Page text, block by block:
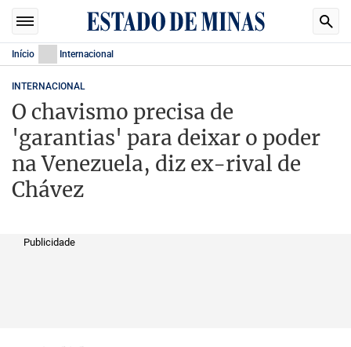
Início Internacional
INTERNACIONAL
O chavismo precisa de
'garantias' para deixar o poder
na Venezuela, diz ex-rival de
Chávez
Publicidade